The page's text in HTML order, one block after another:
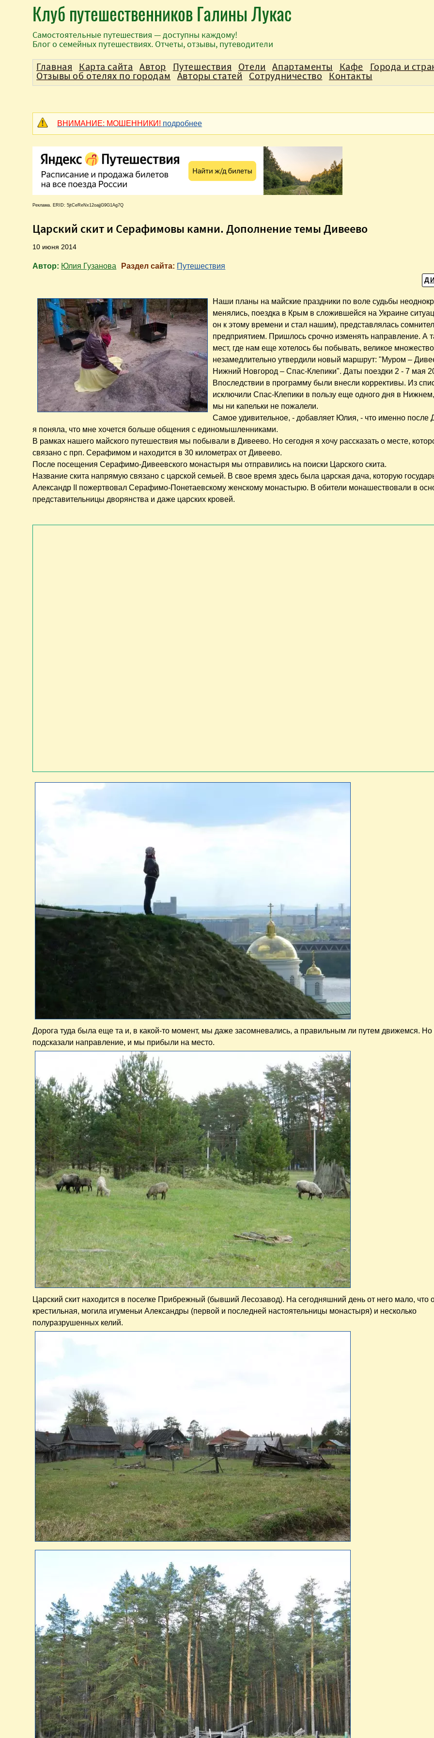
Клуб путешественников Галины Лукас
Самостоятельные путешествия — доступны каждому!
Блог о семейных путешествиях. Отчеты, отзывы, путеводители
ВНИМАНИЕ: МОШЕННИКИ! подробнее
Реклама. ERID: 5jtCeReNx12oajjG9G1Ag7Q
Царский скит и Серафимовы камни. Дополнение темы Дивеево
10 июня 2014
Автор: Юлия Гузанова Раздел сайта: Путешествия
Наши планы на майские праздники по воле судьбы
менялись, поездка в Крым в сложившейся на Украине
он к этому времени и стал нашим), представлялась
предприятием. Пришлось срочно изменять направление. А
мест, где нам еще хотелось бы побывать, великое
незамедлительно утвердили новый маршрут: "Муром –
Нижний Новгород – Спас-Клепики". Даты поездки 2 - 7 мая
Впоследствии в программу были внесли коррективы. Из
исключили Спас-Клепики в пользу еще одного дня в
мы ни капельки не пожалели.
Самое удивительное, - добавляет Юлия, - что именно после
я поняла, что мне хочется больше общения с единомышленниками.
В рамках нашего майского путешествия мы побывали в Дивеево. Но сегодня я хочу рассказать о месте,
связано с прп. Серафимом и находится в 30 километрах от Дивеево.
После посещения Серафимо-Дивеевского монастыря мы отправились на поиски Царского скита.
Название скита напрямую связано с царской семьей. В свое время здесь была царская дача, которую
Александр II пожертвовал Серафимо-Понетаевскому женскому монастырю. В обители монашествовали в
представительницы дворянства и даже царских кровей.
Дорога туда была еще та и, в какой-то момент, мы даже засомневались, а правильным ли путем движемся.
подсказали направление, и мы прибыли на место.
Царский скит находится в поселке Прибрежный (бывший Лесозавод). На сегодняшний день от него мало, что
крестильная, могила игуменьи Александры (первой и последней настоятельницы монастыря) и несколько
полуразрушенных келий.
Главная Карта сайта Автор Путешествия Отели Апартаменты Кафе Города и
Отзывы об отелях по городам Авторы статей Сотрудничество Контакты